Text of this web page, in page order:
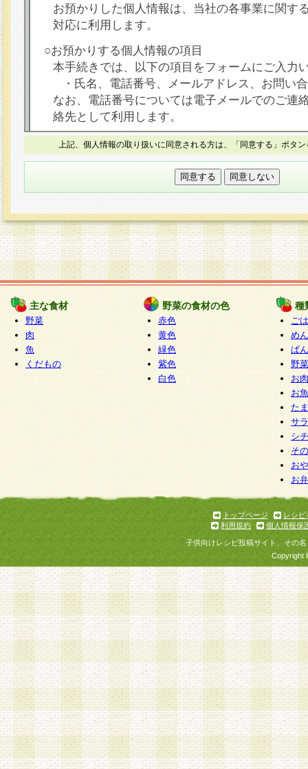
お預かりした個人情報は、当社の各事業に関す
対応に利用します。
○お預かりする個人情報の項目
本手続きでは、以下の項目をフォームにご入力
・氏名、電話番号、メールアドレス、お問い
なお、電話番号については電子メールでのご連
絡先として利用します。
○本人が容易に認識できない方法による個人情報
本フォームでは、セッション管理のためCookie
○個人情報の第三者提供について
力いただく個人情報は第三者に提供しません。
○個人情報の委託について
個人情報の取り扱いを外部に委託する場合は、
情報管理基準を満たす企業を選定して委託を行
が行われるよう監督します。
○開示対象個人情報の開示等および問い合わせ窓口
本人からの求めにより、当社が本件により取得
報の利用目的の通知・開示・内容の訂正・追加
停止・消去及び第三者への提供の禁止（以下、
といいます。）に応じます。
開示等に応じる窓口は以下になります。
ぱくすく食堂個人情報お客様相談窓口 paku-
m
個人情報を与えることは任意ですが、個人情報
意をいただけない場合には、当社のサービスの
お問い合わせ・ご相談への対応ができない場合
上記、個人情報の取り扱いに同意される方は、「同意する」ボタ
主な食材
野菜
肉
魚
くだもの
野菜の食材の色
赤色
黄色
緑色
紫色
白色
種
ご
めん
ぱん
野
お
お
た
サ
シ
そ
お
お
トップページ
レシピ
利用規約
個人情報保
子供向けレシピ投稿サイト、その
Copyright